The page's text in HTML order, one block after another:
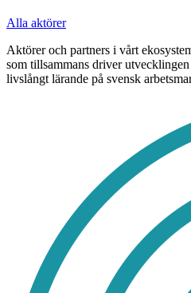
Alla aktörer
Aktörer och partners i vårt
som tillsammans driver
livslångt lärande på svensk